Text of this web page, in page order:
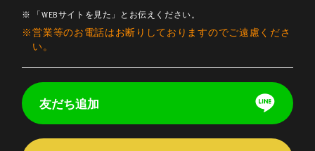
「WEBサイトを見た」とお伝えください。
営業等のお電話はお断りしておりますのでご遠慮くださ
い。
友だち追加